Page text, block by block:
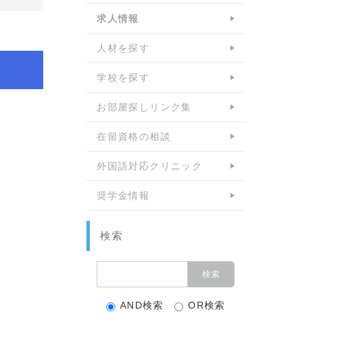
求人情報
人材を探す
学校を探す
お部屋探しリンク集
在留資格の相談
外国語対応クリニック
奨学金情報
検索
AND検索 OR検索